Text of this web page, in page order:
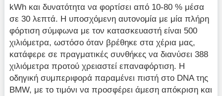
kWh και δυνατότητα να φορτίσει από 10-80 % μέσα
σε 30 λεπτά. Η υποσχόμενη αυτονομία με μία πλήρη
φόρτιση σύμφωνα με τον κατασκευαστή είναι 500
χιλιόμετρα, ωστόσο όταν βρέθηκε στα χέρια μας,
κατάφερε σε πραγματικές συνθήκες να διανύσει 388
χιλιόμετρα προτού χρειαστεί επαναφόρτιση. Η
οδηγική συμπεριφορά παραμένει πιστή στο DNA της
BMW, με το τιμόνι να προσφέρει άμεση απόκριση και